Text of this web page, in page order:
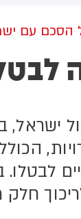
הסכם עם
ישראל,
לבטלו.